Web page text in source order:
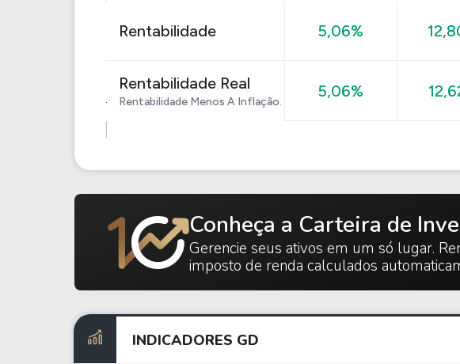
Rentabilidade 5,06%
Rentabilidade Real
Rentabilidade Menos A Inflação.
5,06%
Conheça a Carteira de
Gerencie seus ativos em um só lugar.
imposto de renda calculados
INDICADORES GD